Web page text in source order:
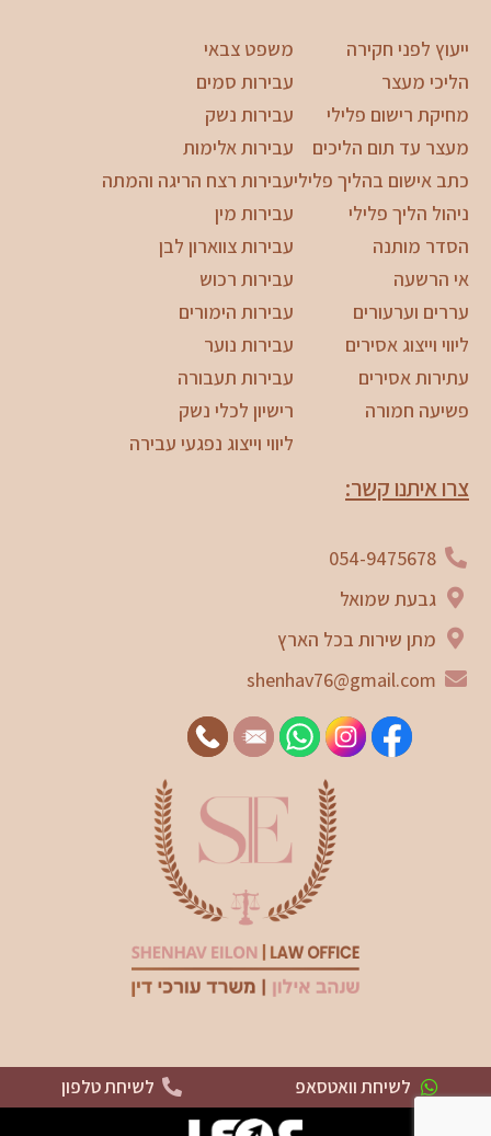
ייעוץ לפני חקירה
הליכי מעצר
מחיקת רישום פלילי
מעצר עד תום הליכים
כתב אישום בהליך פלילי
ניהול הליך פלילי
הסדר מותנה
אי הרשעה
עררים וערעורים
ליווי וייצוג אסירים
עתירות אסירים
פשיעה חמורה
משפט צבאי
עבירות סמים
עבירות נשק
עבירות אלימות
עבירות רצח הריגה והמתה
עבירות מין
עבירות צווארון לבן
עבירות רכוש
עבירות הימורים
עבירות נוער
עבירות תעבורה
רישיון לכלי נשק
ליווי וייצוג נפגעי עבירה
צרו איתנו קשר:
054-9475678
גבעת שמואל
מתן שירות בכל הארץ
shenhav76@gmail.com
לשיחת וואטסאפ לשיחת טלפון